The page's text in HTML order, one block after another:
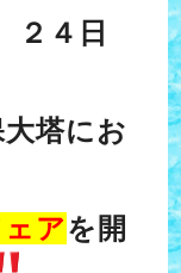
２４日
塔にお
アを開